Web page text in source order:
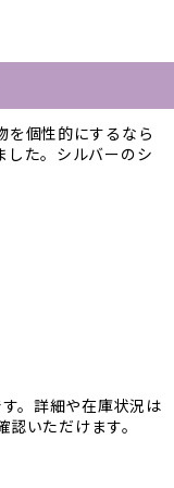
を個性的にするなら
した。シルバーのシ
。詳細や在庫状況は
いただけます。